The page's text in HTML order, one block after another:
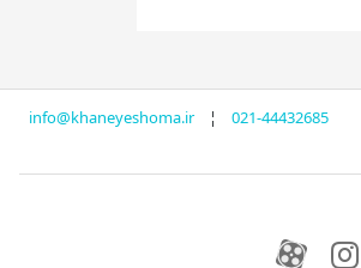
info@khaneyeshoma.ir¦ 021-44432685
کانال آپارات
کانال آپارات